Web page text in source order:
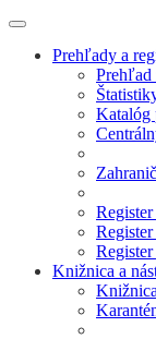
Prehľady a
Prehľad
Katalóg
Knižnica a